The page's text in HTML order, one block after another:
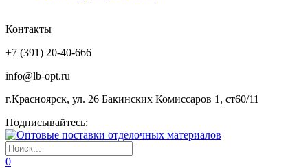
Контакты
+7 (391) 20-40-666
info@lb-opt.ru
г.Красноярск, ул. 26 Бакинских Комиссаров 1, ст60/11
Подписывайтесь:
0